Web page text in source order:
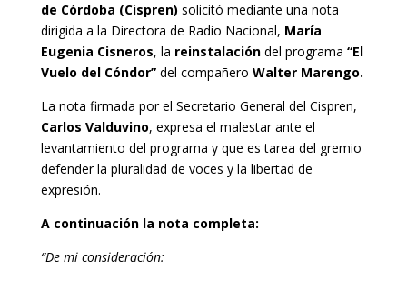
de Córdoba (Cispren) solicitó mediante una nota
dirigida a la Directora de Radio Nacional, María
Eugenia Cisneros, la reinstalacióndel programa “El
Vuelo del Cóndor” del compañero Walter Marengo.
La nota firmada por el Secretario General del Cispren,
Carlos Valduvino, expresa el malestar ante el
levantamiento del programa y que es tarea del gremio
defender la pluralidad de voces y la libertad de
expresión.
A continuación la nota completa:
“De mi consideración: